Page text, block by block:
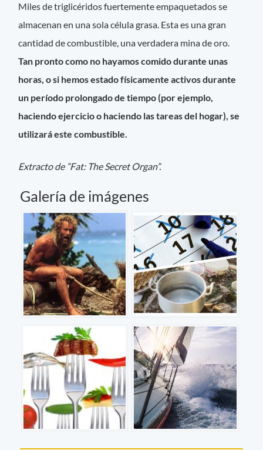
Miles de triglicéridos fuertemente empaquetados se
almacenan en una sola célula grasa. Esta es una gran
cantidad de combustible, una verdadera mina de oro.
Tan pronto como no hayamos comido durante unas
horas, o si hemos estado físicamente activos durante
un período prolongado de tiempo (por ejemplo,
haciendo ejercicio o haciendo las tareas del hogar), se
utilizará este combustible.
Extracto de ”Fat: The Secret Organ”.
Galería de imágenes